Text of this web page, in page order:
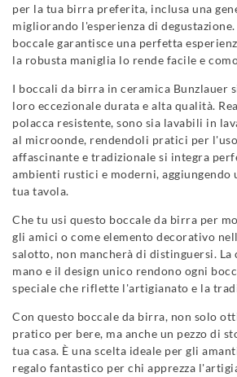
per la tua birra preferita, inclusa una
migliorando l'esperienza di
boccale garantisce una perfetta
la robusta maniglia lo rende facile e
I boccali da birra in ceramica Bunzlauer
loro eccezionale durata e alta qualità.
polacca resistente, sono sia lavabili in
al microonde, rendendoli pratici per
affascinante e tradizionale si integra
ambienti rustici e moderni, aggiungendo
tua tavola.
Che tu usi questo boccale da birra per
gli amici o come elemento decorativo
salotto, non mancherà di distinguersi. La
mano e il design unico rendono ogni
speciale che riflette l'artigianato e la
Con questo boccale da birra, non solo
pratico per bere, ma anche un pezzo di
tua casa. È una scelta ideale per gli
regalo fantastico per chi apprezza